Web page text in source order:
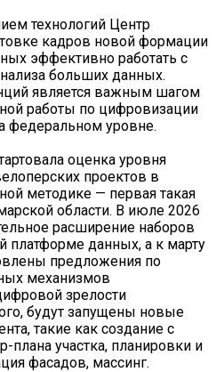
технологий Центр
кадров новой формации
эффективно работать с
больших данных.
является важным шагом
работы по цифровизации
федеральном уровне.
оценка уровня
проектов в
методике — первая такая
области. В июле 2026
расширение наборов
платформе данных, а к марту
предложения по
механизмов
зрелости
будут запущены новые
такие как создание с
участка, планировки и
фасадов, массинг.